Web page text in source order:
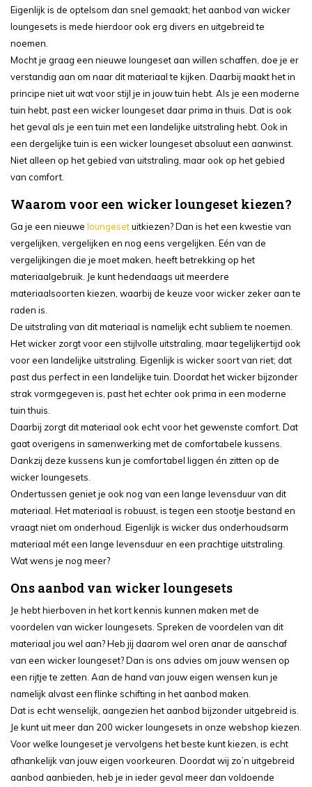
Eigenlijk is de optelsom dan snel gemaakt; het aanbod van wicker
loungesets is mede hierdoor ook erg divers en uitgebreid te
noemen.
Mocht je graag een nieuwe loungeset aan willen schaffen, doe je er
verstandig aan om naar dit materiaal te kijken. Daarbij maakt het in
principe niet uit wat voor stijl je in jouw tuin hebt. Als je een moderne
tuin hebt, past een wicker loungeset daar prima in thuis. Dat is ook
het geval als je een tuin met een landelijke uitstraling hebt. Ook in
een dergelijke tuin is een wicker loungeset absoluut een aanwinst.
Niet alleen op het gebied van uitstraling, maar ook op het gebied
van comfort.
Waarom voor een wicker loungeset kiezen?
Ga je een nieuwe loungesetuitkiezen? Dan is het een kwestie van
vergelijken, vergelijken en nog eens vergelijken. Eén van de
vergelijkingen die je moet maken, heeft betrekking op het
materiaalgebruik. Je kunt hedendaags uit meerdere
materiaalsoorten kiezen, waarbij de keuze voor wicker zeker aan te
raden is.
De uitstraling van dit materiaal is namelijk echt subliem te noemen.
Het wicker zorgt voor een stijlvolle uitstraling, maar tegelijkertijd ook
voor een landelijke uitstraling. Eigenlijk is wicker soort van riet; dat
past dus perfect in een landelijke tuin. Doordat het wicker bijzonder
strak vormgegeven is, past het echter ook prima in een moderne
tuin thuis.
Daarbij zorgt dit materiaal ook echt voor het gewenste comfort. Dat
gaat overigens in samenwerking met de comfortabele kussens.
Dankzij deze kussens kun je comfortabel liggen én zitten op de
wicker loungesets.
Ondertussen geniet je ook nog van een lange levensduur van dit
materiaal. Het materiaal is robuust, is tegen een stootje bestand en
vraagt niet om onderhoud. Eigenlijk is wicker dus onderhoudsarm
materiaal mét een lange levensduur en een prachtige uitstraling.
Wat wens je nog meer?
Ons aanbod van wicker loungesets
Je hebt hierboven in het kort kennis kunnen maken met de
voordelen van wicker loungesets. Spreken de voordelen van dit
materiaal jou wel aan? Heb jij daarom wel oren anar de aanschaf
van een wicker loungeset? Dan is ons advies om jouw wensen op
een rijtje te zetten. Aan de hand van jouw eigen wensen kun je
namelijk alvast een flinke schifting in het aanbod maken.
Dat is echt wenselijk, aangezien het aanbod bijzonder uitgebreid is.
Je kunt uit meer dan 200 wicker loungesets in onze webshop kiezen.
Voor welke loungeset je vervolgens het beste kunt kiezen, is echt
afhankelijk van jouw eigen voorkeuren. Doordat wij zo’n uitgebreid
aanbod aanbieden, heb je in ieder geval meer dan voldoende